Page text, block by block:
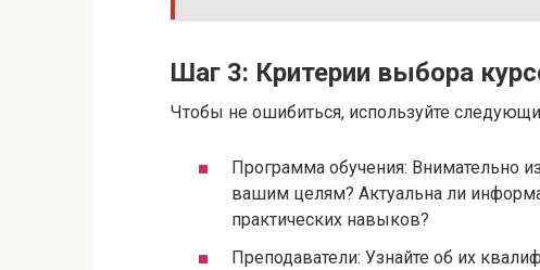
Шаг 3: Критерии выбора
Чтобы не ошибиться, используйте
Программа обучения: Внимательно
вашим целям? Актуальна ли
практических навыков?
Преподаватели: Узнайте об их